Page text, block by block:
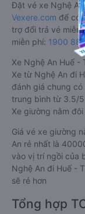
Đặt vé xe Nghệ
Vexere.com để có
trợ đổi trả vé miễn
miễn phí: 1900
Xe Nghệ An Huế -
Xe từ Nghệ An đi
đánh giá chung
trung bình từ 3.5/
Xe giường nằm
Giá vé xe giường
An rẻ nhất là
vào vị trí ngồi của
Nghệ An đi Huế -
sẽ rẻ hơn
Tổng hợp